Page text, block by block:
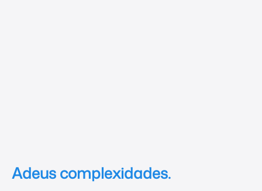
Adeus complexidades.